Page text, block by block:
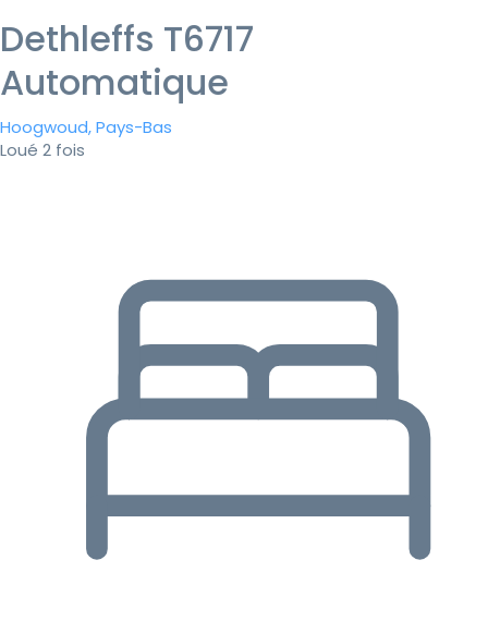
Dethleffs T6717
Automatique
Hoogwoud, Pays-Bas
Loué 2 fois